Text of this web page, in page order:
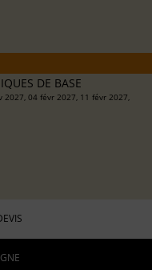
DE BASE
04 févr 2027, 11 févr 2027,